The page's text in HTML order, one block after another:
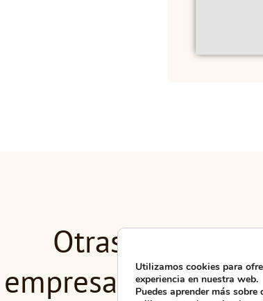
Otras
empresas enUtilizamos cookies para
experiencia en nuestra web.
Puedes aprender más sobre